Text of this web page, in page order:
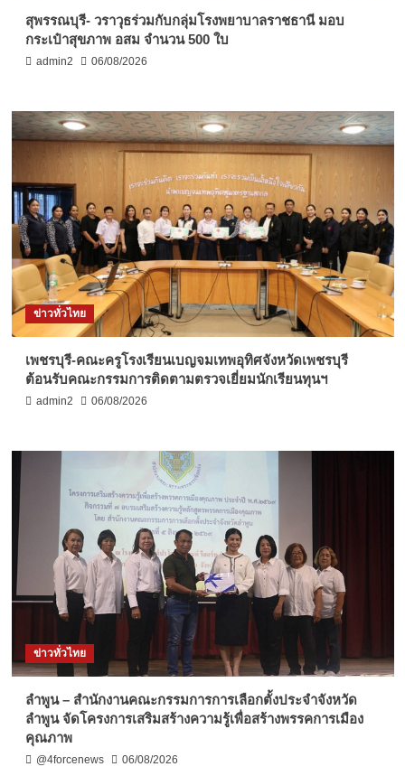
สุพรรณบุรี- วราวุธร่วมกับกลุ่มโรงพยาบาลราชธานี มอบ
กระเป๋าสุขภาพ อสม จำนวน 500 ใบ
admin2 06/08/2026
ข่าวทั่วไทย
เพชรบุรี-คณะครูโรงเรียนเบญจมเทพอุทิศจังหวัดเพชรบุรี
ต้อนรับคณะกรรมการติดตามตรวจเยี่ยมนักเรียนทุนฯ
admin2 06/08/2026
ข่าวทั่วไทย
ลำพูน – สำนักงานคณะกรรมการการเลือกตั้งประจำจังหวัด
ลำพูน จัดโครงการเสริมสร้างความรู้เพื่อสร้างพรรคการเมือง
คุณภาพ
@4forcenews 06/08/2026